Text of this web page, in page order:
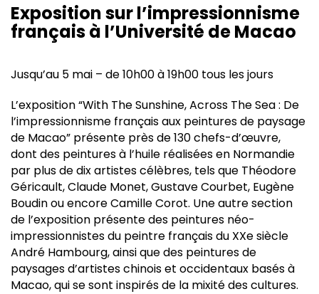
Exposition sur l’impressionnisme
français à l’Université de Macao
Jusqu’au 5 mai – de 10h00 à 19h00 tous les jours
L’exposition “With The Sunshine, Across The Sea : De
l’impressionnisme français aux peintures de paysage
de Macao” présente près de 130 chefs-d’œuvre,
dont des peintures à l’huile réalisées en Normandie
par plus de dix artistes célèbres, tels que Théodore
Géricault, Claude Monet, Gustave Courbet, Eugène
Boudin ou encore Camille Corot. Une autre section
de l’exposition présente des peintures néo-
impressionnistes du peintre français du XXe siècle
André Hambourg, ainsi que des peintures de
paysages d’artistes chinois et occidentaux basés à
Macao, qui se sont inspirés de la mixité des cultures.